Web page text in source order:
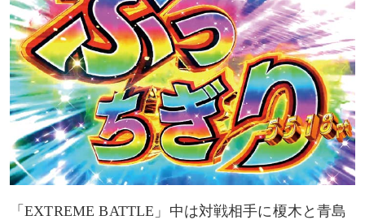
「EXTREME BATTLE」中は対戦相手に榎木と青島